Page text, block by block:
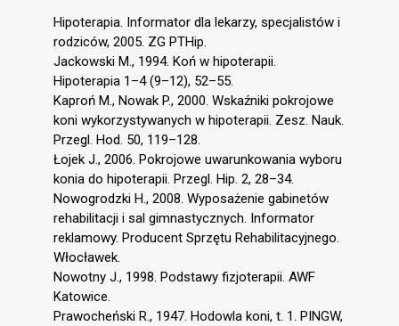
Hipoterapia. Informator dla lekarzy, specjalistów i
rodziców, 2005. ZG PTHip.
Jackowski M., 1994. Koń w hipoterapii.
Hipoterapia 1–4 (9–12), 52–55.
Kaproń M., Nowak P., 2000. Wskaźniki pokrojowe
koni wykorzystywanych w hipoterapii. Zesz. Nauk.
Przegl. Hod. 50, 119–128.
Łojek J., 2006. Pokrojowe uwarunkowania wyboru
konia do hipoterapii. Przegl. Hip. 2, 28–34.
Nowogrodzki H., 2008. Wyposażenie gabinetów
rehabilitacji i sal gimnastycznych. Informator
reklamowy. Producent Sprzętu Rehabilitacyjnego.
Włocławek.
Nowotny J., 1998. Podstawy fizjoterapii. AWF
Katowice.
Prawocheński R., 1947. Hodowla koni, t. 1. PINGW,